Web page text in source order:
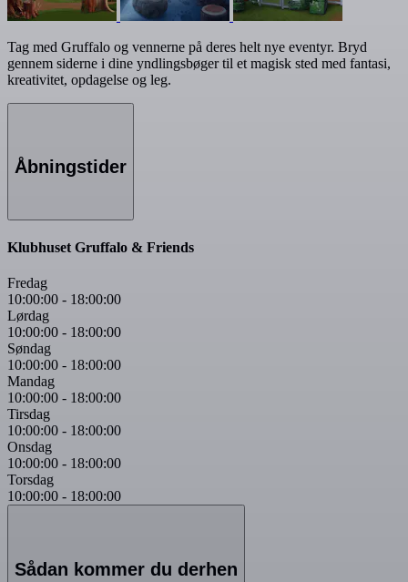
Tag med Gruffalo og vennerne på deres helt nye eventyr. Bryd
gennem siderne i dine yndlingsbøger til et magisk sted med fantasi,
kreativitet, opdagelse og leg.
Åbningstider
Klubhuset Gruffalo & Friends
Fredag
10:00:00 - 18:00:00
Lørdag
10:00:00 - 18:00:00
Søndag
10:00:00 - 18:00:00
Mandag
10:00:00 - 18:00:00
Tirsdag
10:00:00 - 18:00:00
Onsdag
10:00:00 - 18:00:00
Torsdag
10:00:00 - 18:00:00
Sådan kommer du derhen